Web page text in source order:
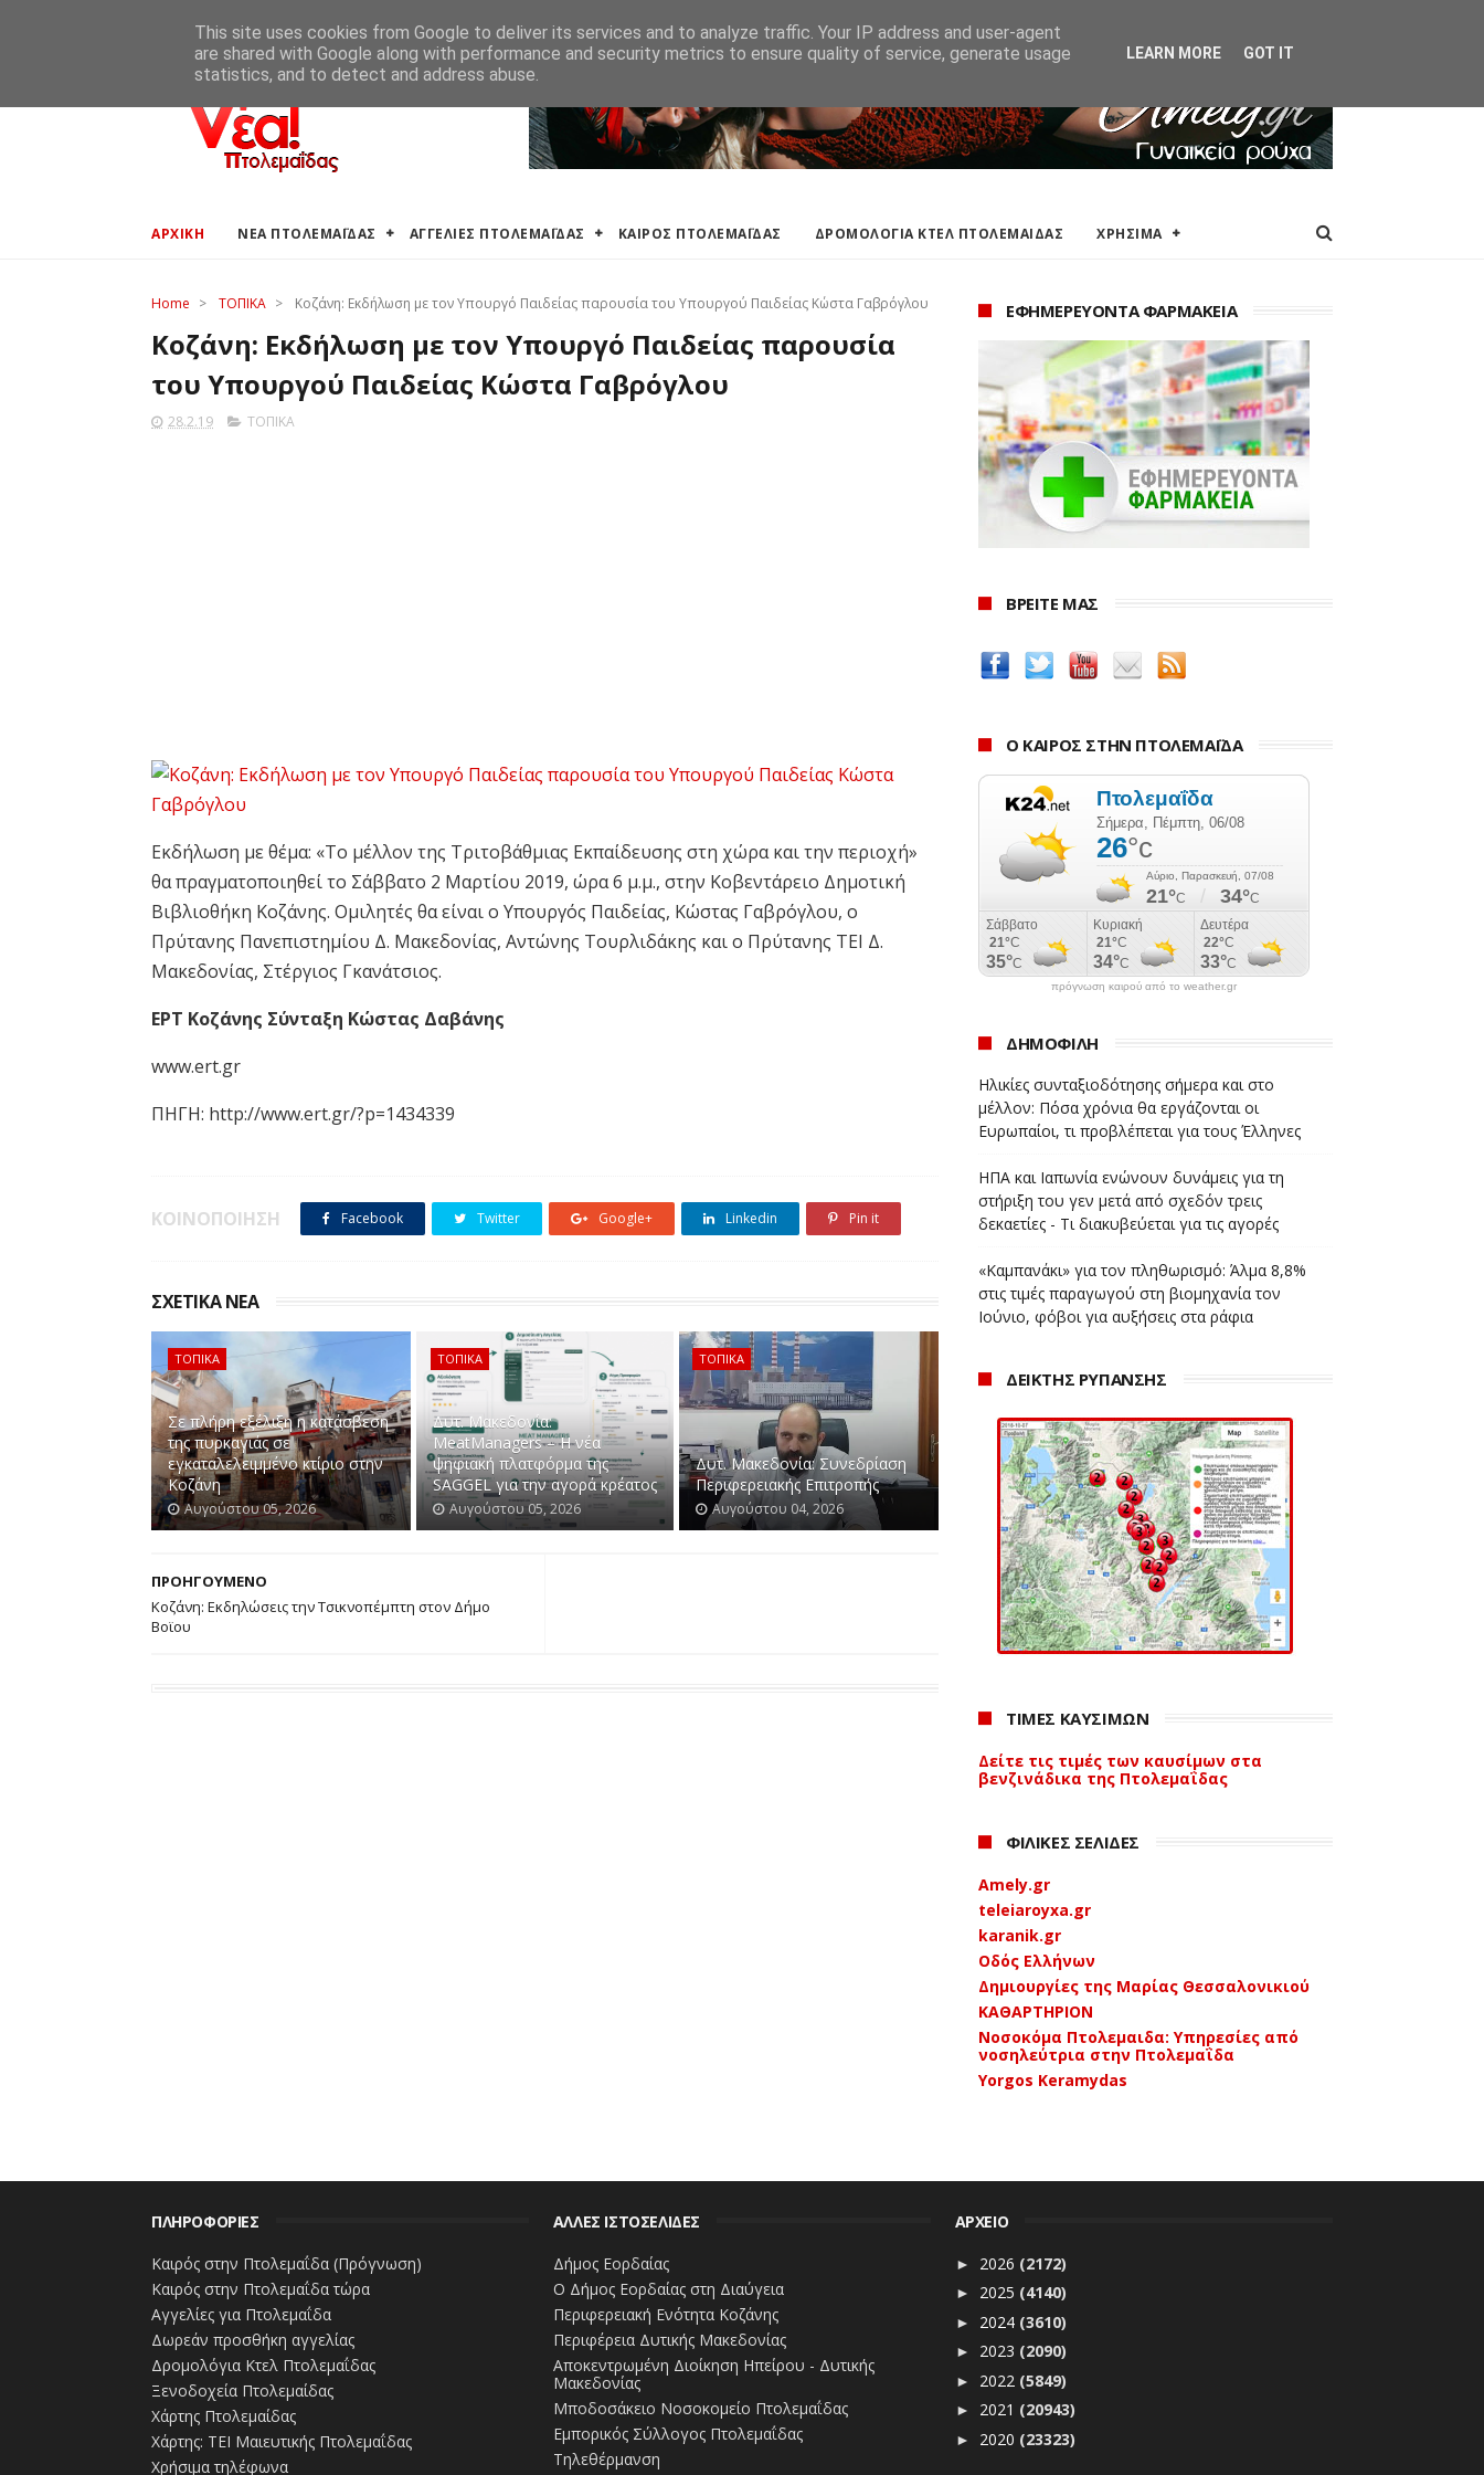
ΑΓΓΕΛΙΕΣ ΠΤΟΛΕΜΑΪΔΑΣ ΔΡΟΜΟΛΟΓΙΑ ΚΤΕΛ ΠΤΟΛΕΜΑΙΔΑΣ
ΑΡΧΙΚΗ ΝΕΑ ΠΤΟΛΕΜΑΪΔΑΣ ΑΓΓΕΛΙΕΣ ΠΤΟΛΕΜΑΪΔΑΣ ΚΑΙΡΟΣ ΠΤΟΛΕΜΑΪΔΑΣ ΔΡΟΜΟΛΟΓΙΑ ΚΤΕΛ ΠΤΟΛΕΜΑΙΔΑΣ ΧΡΗΣΙΜΑ
Home > ΤΟΠΙΚΑ > Κοζάνη: Εκδήλωση με τον Υπουργό Παιδείας παρουσία του Υπουργού Παιδείας Κώστα Γαβρόγλου
Κοζάνη: Εκδήλωση με τον Υπουργό Παιδείας παρουσία
του Υπουργού Παιδείας Κώστα Γαβρόγλου
28.2.19 ΤΟΠΙΚΑ
Εκδήλωση με θέμα: «Το μέλλον της Τριτοβάθμιας Εκπαίδευσης στη χώρα και την περιοχή»
θα πραγματοποιηθεί το Σάββατο 2 Μαρτίου 2019, ώρα 6 μ.μ., στην Κοβεντάρειο Δημοτική
Βιβλιοθήκη Κοζάνης. Ομιλητές θα είναι ο Υπουργός Παιδείας, Κώστας Γαβρόγλου, ο
Πρύτανης Πανεπιστημίου Δ. Μακεδονίας, Αντώνης Τουρλιδάκης και ο Πρύτανης ΤΕΙ Δ.
Μακεδονίας, Στέργιος Γκανάτσιος.
ΕΡΤ Κοζάνης Σύνταξη Κώστας Δαβάνης
www.ert.gr
ΠΗΓΗ: http://www.ert.gr/?p=1434339
ΚΟΙΝΟΠΟΙΗΣΗ Facebook Twitter Google+ Linkedin Pin it
ΣΧΕΤΙΚΑ ΝΕΑ
ΤΟΠΙΚΑ
Σε πλήρη εξέλιξη η κατάσβεση
της πυρκαγιάς σε
εγκαταλελειμμένο κτίριο στην
Κοζάνη
Αυγούστου 05, 2026
ΤΟΠΙΚΑ
Δυτ. Μακεδονία:
MeatManagers – H νέα
ψηφιακή πλατφόρμα της
SAGGEL για την αγορά κρέατος
Αυγούστου 05, 2026
ΤΟΠΙΚΑ
Δυτ. Μακεδονία: Συνεδρίαση
Περιφερειακής Επιτροπής
Αυγούστου 04, 2026
ΠΡΟΗΓΟΥΜΕΝΟ
Κοζάνη: Εκδηλώσεις την Τσικνοπέμπτη στον Δήμο
Βοϊου
ΕΦΗΜΕΡΕΥΟΝΤΑ ΦΑΡΜΑΚΕΙΑ
ΒΡΕΙΤΕ ΜΑΣ
Ο ΚΑΙΡΟΣ ΣΤΗΝ ΠΤΟΛΕΜΑΪΔΑ
πρόγνωση καιρού από το weather.gr
ΔΗΜΟΦΙΛΗ
Ηλικίες συνταξιοδότησης σήμερα και στο
μέλλον: Πόσα χρόνια θα εργάζονται οι
Ευρωπαίοι, τι προβλέπεται για τους Έλληνες
ΗΠΑ και Ιαπωνία ενώνουν δυνάμεις για τη
στήριξη του γεν μετά από σχεδόν τρεις
δεκαετίες - Τι διακυβεύεται για τις αγορές
«Καμπανάκι» για τον πληθωρισμό: Άλμα 8,8%
στις τιμές παραγωγού στη βιομηχανία τον
Ιούνιο, φόβοι για αυξήσεις στα ράφια
ΔΕΙΚΤΗΣ ΡΥΠΑΝΣΗΣ
ΤΙΜΕΣ ΚΑΥΣΙΜΩΝ
Δείτε τις τιμές των καυσίμων στα
βενζινάδικα της Πτολεμαΐδας
ΦΙΛΙΚΕΣ ΣΕΛΙΔΕΣ
Amely.gr
teleiaroyxa.gr
karanik.gr
Οδός Ελλήνων
Δημιουργίες της Μαρίας Θεσσαλονικιού
ΚΑΘΑΡΤΗΡΙΟΝ
Νοσοκόμα Πτολεμαιδα: Υπηρεσίες από
νοσηλεύτρια στην Πτολεμαΐδα
Yorgos Keramydas
ΠΛΗΡΟΦΟΡΙΕΣ
Καιρός στην Πτολεμαΐδα (Πρόγνωση)
Καιρός στην Πτολεμαΐδα τώρα
Αγγελίες για Πτολεμαΐδα
Δωρεάν προσθήκη αγγελίας
Δρομολόγια Κτελ Πτολεμαΐδας
Ξενοδοχεία Πτολεμαίδας
Χάρτης Πτολεμαίδας
Χάρτης: ΤΕΙ Μαιευτικής Πτολεμαΐδας
Χρήσιμα τηλέφωνα
ΑΛΛΕΣ ΙΣΤΟΣΕΛΙΔΕΣ
Δήμος Εορδαίας
Ο Δήμος Εορδαίας στη Διαύγεια
Περιφερειακή Ενότητα Κοζάνης
Περιφέρεια Δυτικής Μακεδονίας
Αποκεντρωμένη Διοίκηση Ηπείρου - Δυτικής
Μακεδονίας
Μποδοσάκειο Νοσοκομείο Πτολεμαΐδας
Εμπορικός Σύλλογος Πτολεμαΐδας
Τηλεθέρμανση
ΑΡΧΕΙΟ
► 2026 (2172)
► 2025 (4140)
► 2024 (3610)
► 2023 (2090)
► 2022 (5849)
► 2021 (20943)
► 2020 (23323)
This site uses cookies from Google to deliver its services and to analyze traffic. Your IP address and user-agent
are shared with Google along with performance and security metrics to ensure quality of service, generate usage
statistics, and to detect and address abuse.
LEARN MORE GOT IT